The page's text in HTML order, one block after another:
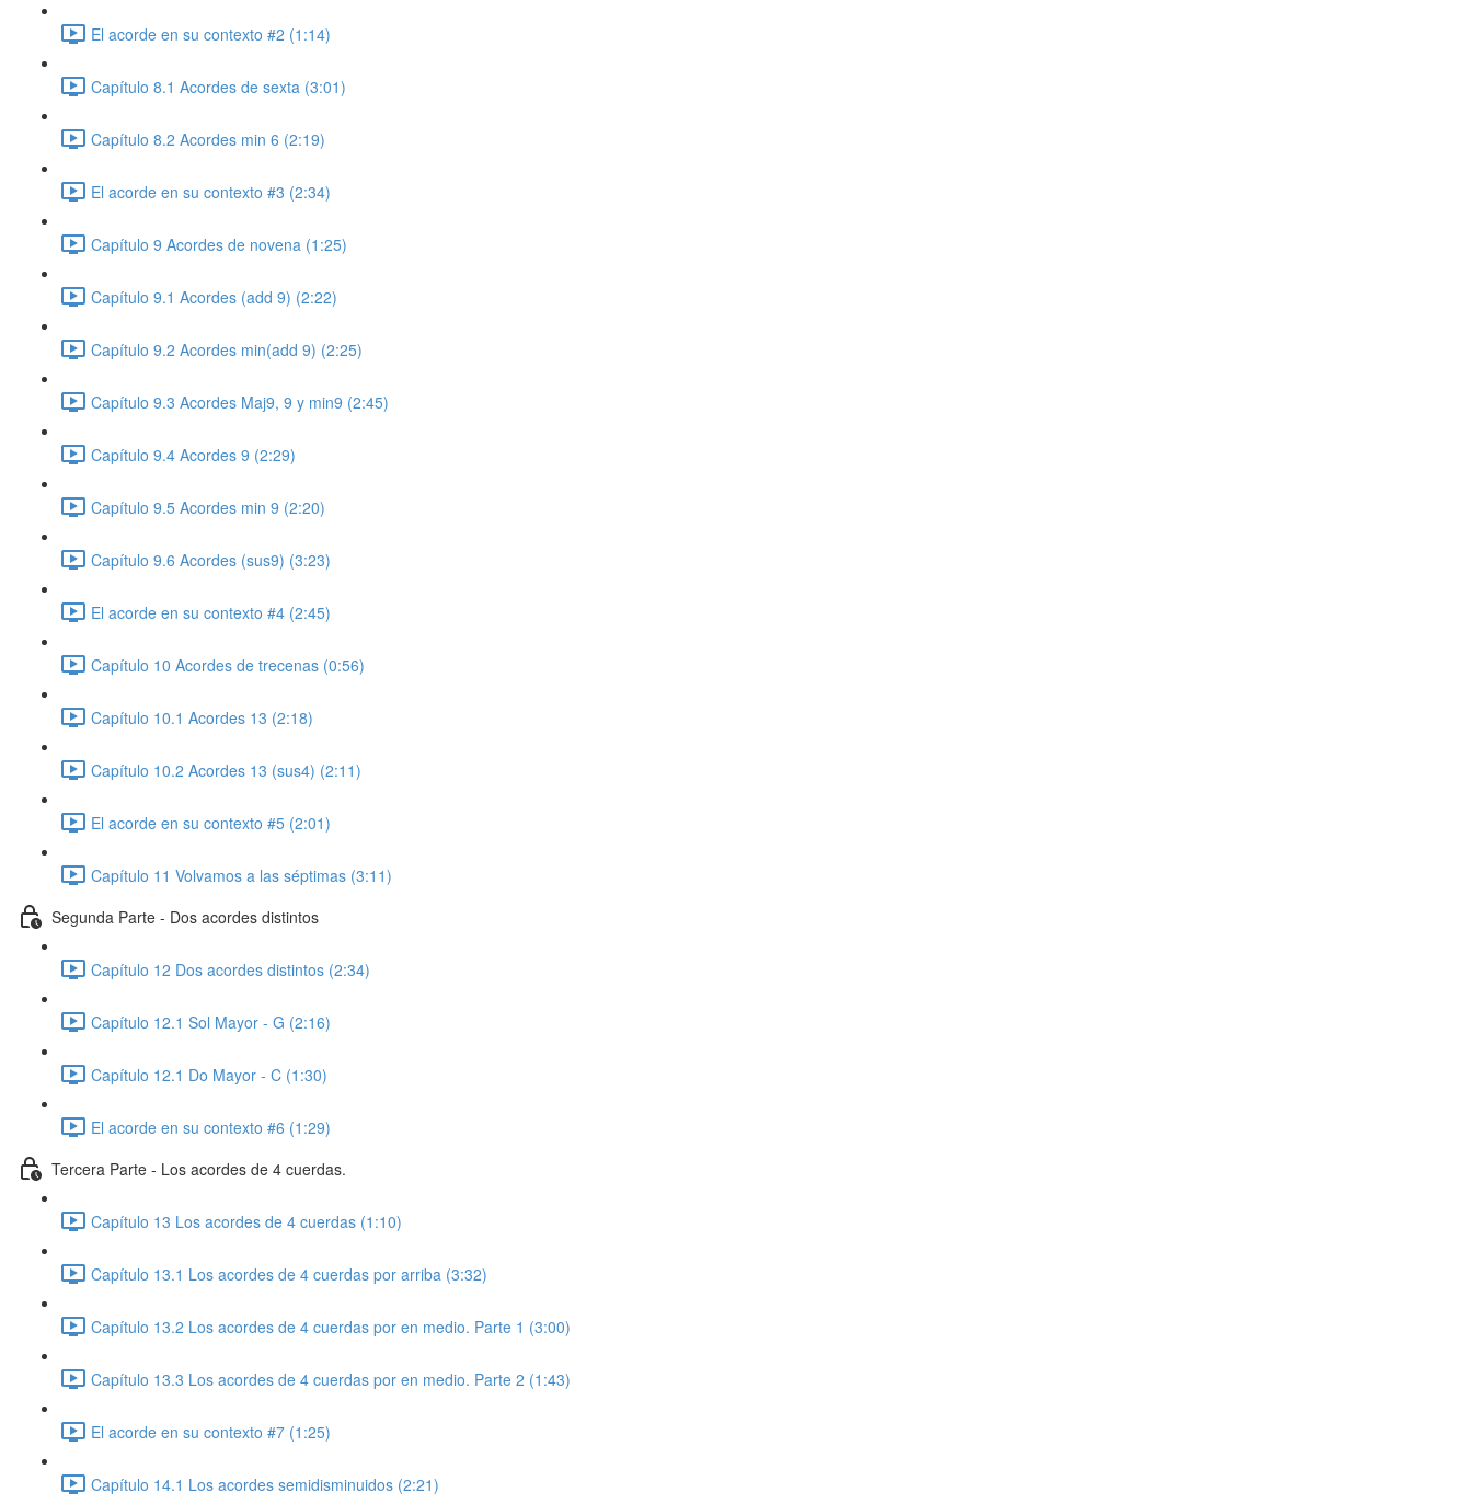
El acorde en su contexto #2 (1:14)
Capítulo 8.1 Acordes de sexta (3:01)
Capítulo 8.2 Acordes min 6 (2:19)
El acorde en su contexto #3 (2:34)
Capítulo 9 Acordes de novena (1:25)
Capítulo 9.1 Acordes (add 9) (2:22)
Capítulo 9.2 Acordes min(add 9) (2:25)
Capítulo 9.3 Acordes Maj9, 9 y min9 (2:45)
Capítulo 9.4 Acordes 9 (2:29)
Capítulo 9.5 Acordes min 9 (2:20)
Capítulo 9.6 Acordes (sus9) (3:23)
El acorde en su contexto #4 (2:45)
Capítulo 10 Acordes de trecenas (0:56)
Capítulo 10.1 Acordes 13 (2:18)
Capítulo 10.2 Acordes 13 (sus4) (2:11)
El acorde en su contexto #5 (2:01)
Capítulo 11 Volvamos a las séptimas (3:11)
Segunda Parte - Dos acordes distintos
Capítulo 12 Dos acordes distintos (2:34)
Capítulo 12.1 Sol Mayor - G (2:16)
Capítulo 12.1 Do Mayor - C (1:30)
El acorde en su contexto #6 (1:29)
Tercera Parte - Los acordes de 4 cuerdas.
Capítulo 13 Los acordes de 4 cuerdas (1:10)
Capítulo 13.1 Los acordes de 4 cuerdas por arriba (3:32)
Capítulo 13.2 Los acordes de 4 cuerdas por en medio. Parte 1 (3:00)
Capítulo 13.3 Los acordes de 4 cuerdas por en medio. Parte 2 (1:43)
El acorde en su contexto #7 (1:25)
Capítulo 14.1 Los acordes semidisminuidos (2:21)